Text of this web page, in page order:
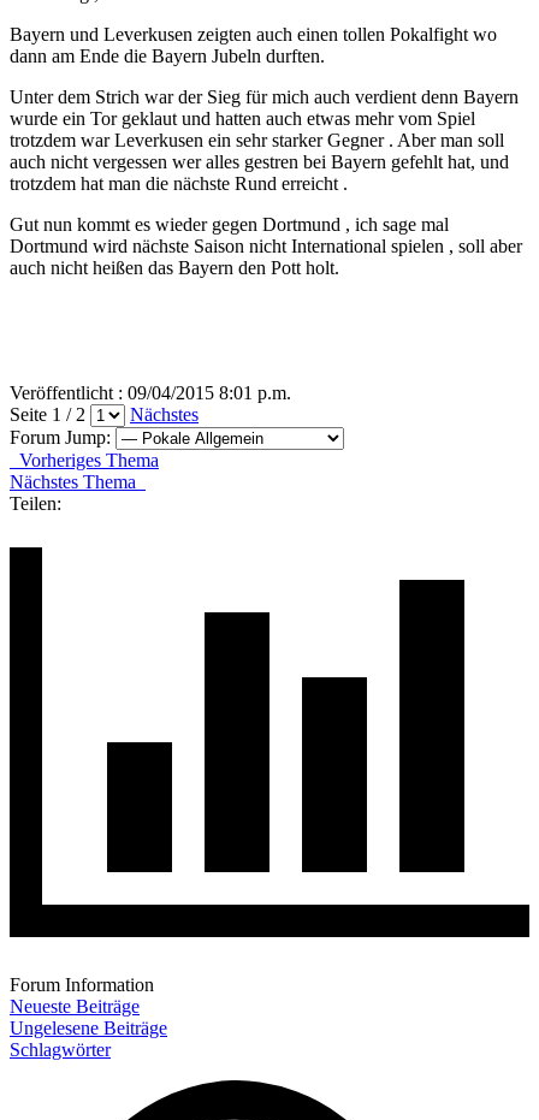
Bayern und Leverkusen zeigten auch einen tollen Pokalfight wo
dann am Ende die Bayern Jubeln durften.
Unter dem Strich war der Sieg für mich auch verdient denn Bayern
wurde ein Tor geklaut und hatten auch etwas mehr vom Spiel
trotzdem war Leverkusen ein sehr starker Gegner . Aber man soll
auch nicht vergessen wer alles gestren bei Bayern gefehlt hat, und
trotzdem hat man die nächste Rund erreicht .
Gut nun kommt es wieder gegen Dortmund , ich sage mal
Dortmund wird nächste Saison nicht International spielen , soll aber
auch nicht heißen das Bayern den Pott holt.
Veröffentlicht : 09/04/2015 8:01 p.m.
Seite 1 / 2
Nächstes
Forum Jump:
Vorheriges Thema
Nächstes Thema
Teilen:
Forum Information
Neueste Beiträge
Ungelesene Beiträge
Schlagwörter